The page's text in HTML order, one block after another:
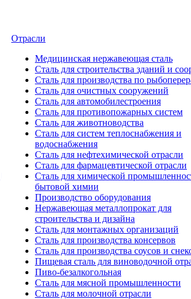
Отрасли
Медицинcкая нержавеющая сталь
Сталь для строительства зданий и
Сталь для производства по
Сталь для очистных сооружений
Сталь для автомобилестроения
Сталь для противопожарных систем
Сталь для животноводства
Сталь для систем теплоснабжения и
водоснабжения
Сталь для нефтехимической отрасли
Сталь для фармацевтической отрасли
Сталь для химической
бытовой химии
Производство оборудования
Нержавеющая металлопрокат для
строительства и дизайна
Сталь для монтажных организаций
Сталь для производства консервов
Сталь для производства соусов и
Пищевая сталь для виноводочной
Пиво-безалкогольная
Сталь для мясной промышленности
Сталь для молочной отрасли